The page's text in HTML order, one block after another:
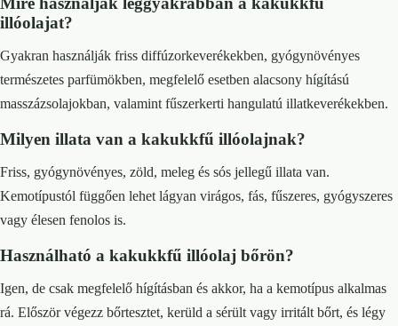
illóolajat?
Gyakran használják friss diffúzorkeverékekben, gyógynövényes
természetes parfümökben, megfelelő esetben alacsony hígítású
masszázsolajokban, valamint fűszerkerti hangulatú illatkeverékekben.
Milyen illata van a kakukkfű illóolajnak?
Friss, gyógynövényes, zöld, meleg és sós jellegű illata van.
Kemotípustól függően lehet lágyan virágos, fás, fűszeres, gyógyszeres
vagy élesen fenolos is.
Használható a kakukkfű illóolaj bőrön?
Igen, de csak megfelelő hígításban és akkor, ha a kemotípus alkalmas
rá. Először végezz bőrtesztet, kerüld a sérült vagy irritált bőrt, és légy